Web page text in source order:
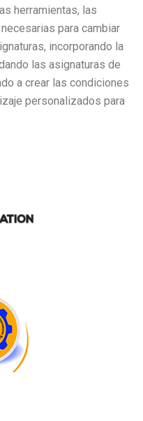
herramientas, las
para cambiar
incorporando la
las asignaturas de
a crear las condiciones
personalizados para